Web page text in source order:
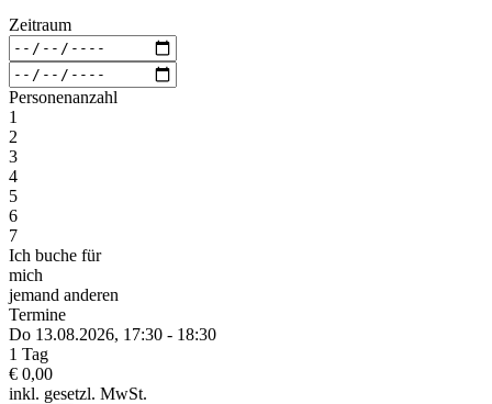
Zeitraum
Personenanzahl
1
2
3
4
5
6
7
Ich buche für
mich
jemand anderen
Termine
Do 13.08.2026, 17:30 - 18:30
1 Tag
€ 0,00
inkl. gesetzl. MwSt.